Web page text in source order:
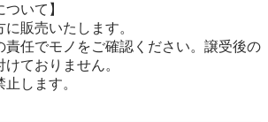
いて】
販売いたします。
責任でモノをご確認ください。譲受後の
ておりません。
します。